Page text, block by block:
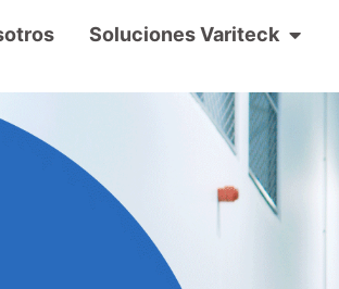
Soluciones Variteck